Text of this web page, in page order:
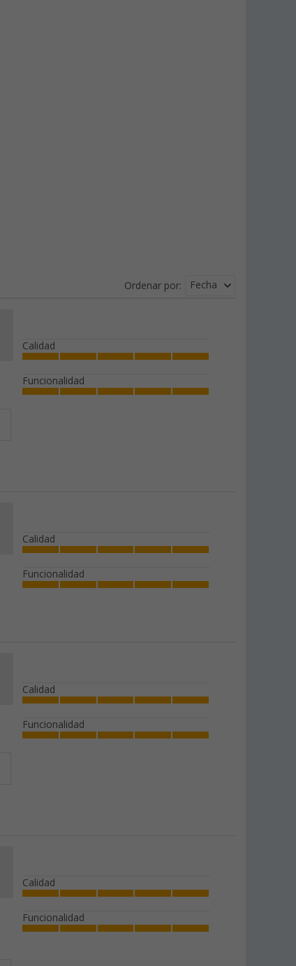
Ordenar por: Fecha
Calidad
Funcionalidad
Calidad
Funcionalidad
Calidad
Funcionalidad
Calidad
Funcionalidad